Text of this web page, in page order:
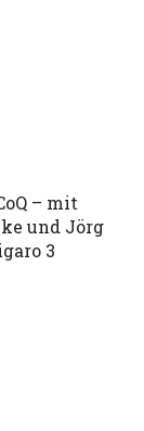
– mit
und Jörg
3